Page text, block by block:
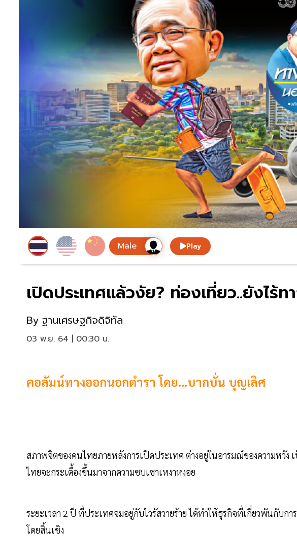
Play
เปิดประเทศแล้วงัย? ท่องเที่ยว..ยังไร้ท
By ฐานเศรษฐกิจดิจิทัล
03 พ.ย. 64 | 00:30 น.
คอลัมน์ทางออกนอกตำรา โดย...บากบั่น บุญเลิศ
สภาพจิตของคนไทยภายหลังการเปิดประเทศ ต่างอยู่ในอารมณ์ของความหวัง
ไทยจะกระเตื้องขึ้นมาจากความซบเซาเหงาหงอย
ระยะเวลา 2 ปี ที่ประเทศจมอยู่กับไวรัสวายร้าย ได้ทำให้ธุรกิจที่เกี่ยวพันกับกา
โดยสิ้นเชิง